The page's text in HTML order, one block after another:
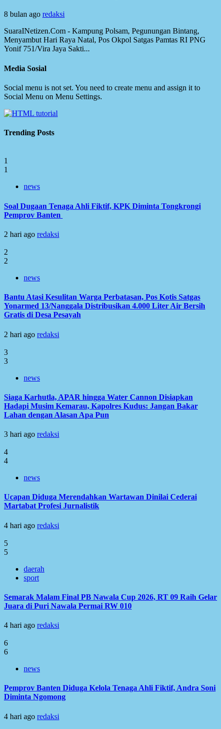
8 bulan ago redaksi
SuaraINetizen.Com - Kampung Polsam, Pegunungan Bintang,
Menyambut Hari Raya Natal, Pos Okpol Satgas Pamtas RI PNG
Yonif 751/Vira Jaya Sakti...
Media Sosial
Social menu is not set. You need to create menu and assign it to
Social Menu on Menu Settings.
Trending Posts
1
1
news
Soal Dugaan Tenaga Ahli Fiktif, KPK Diminta Tongkrongi
Pemprov Banten
2 hari ago redaksi
2
2
news
Bantu Atasi Kesulitan Warga Perbatasan, Pos Kotis Satgas
Yonarmed 13/Nanggala Distribusikan 4.000 Liter Air Bersih
Gratis di Desa Pesayah
2 hari ago redaksi
3
3
news
Siaga Karhutla, APAR hingga Water Cannon Disiapkan
Hadapi Musim Kemarau, Kapolres Kudus: Jangan Bakar
Lahan dengan Alasan Apa Pun
3 hari ago redaksi
4
4
news
Ucapan Diduga Merendahkan Wartawan Dinilai Cederai
Martabat Profesi Jurnalistik
4 hari ago redaksi
5
5
daerah
sport
Semarak Malam Final PB Nawala Cup 2026, RT 09 Raih Gelar
Juara di Puri Nawala Permai RW 010
4 hari ago redaksi
6
6
news
Pemprov Banten Diduga Kelola Tenaga Ahli Fiktif, Andra Soni
Diminta Ngomong
4 hari ago redaksi